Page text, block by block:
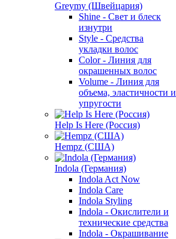
Greymy (Швейцария)
Shine - Свет и блеск
изнутри
Style - Средства
укладки волос
Color - Линия для
окрашенных волос
Volume - Линия для
объема, эластичности и
упругости
Help Is Here (Россия)
Hempz (США)
Indola (Германия)
Indola Act Now
Indola Care
Indola Styling
Indola - Окислители и
технические средства
Indola - Окрашивание